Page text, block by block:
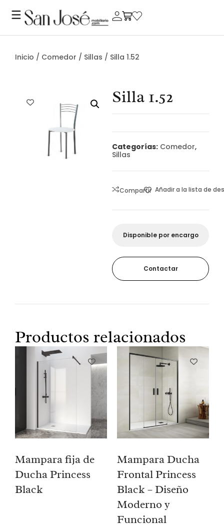
Inicio / Comedor / Sillas / Silla 1.52
Silla 1.52
Categorías: Comedor,
Sillas
Compartir Añadir a la lista de
Disponible por encargo
Contactar
Productos relacionados
Mampara fija de
Ducha Princess
Black
Mampara Ducha
Frontal Princess
Black – Diseño
Moderno y
Funcional